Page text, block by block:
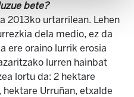
bete?
2013ko urtarrilean. Lehen
dela medio, ez da
ere oraino lurrik erosia
lurren hainbat
lortu da: 2 hektare
Urruñan, etxalde